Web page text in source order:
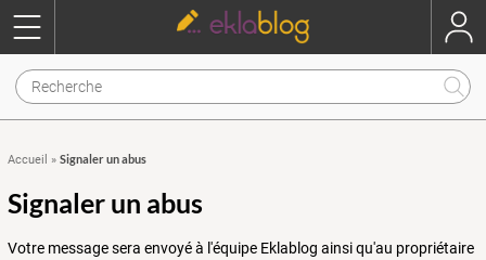
Accueil » Signaler un abus
Signaler un abus
Votre message sera envoyé à l'équipe Eklablog ainsi qu'au propriétaire